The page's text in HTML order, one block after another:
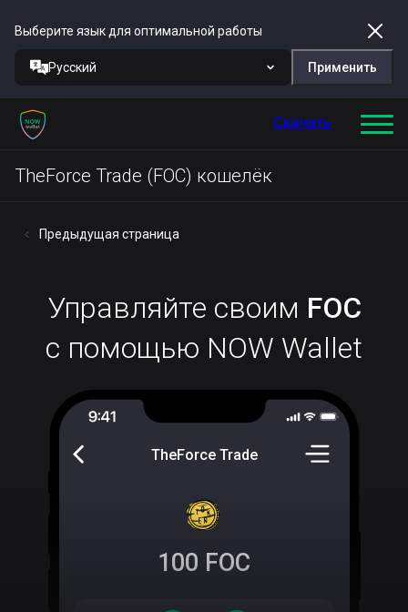
Выберите язык для оптимальной работы
Русский Применить
Скачать
TheForce Trade (FOC) кошелёк
Предыдущая страница
Управляйте своим FOC
с помощью NOW Wallet
TheForce Trade
100 FOC